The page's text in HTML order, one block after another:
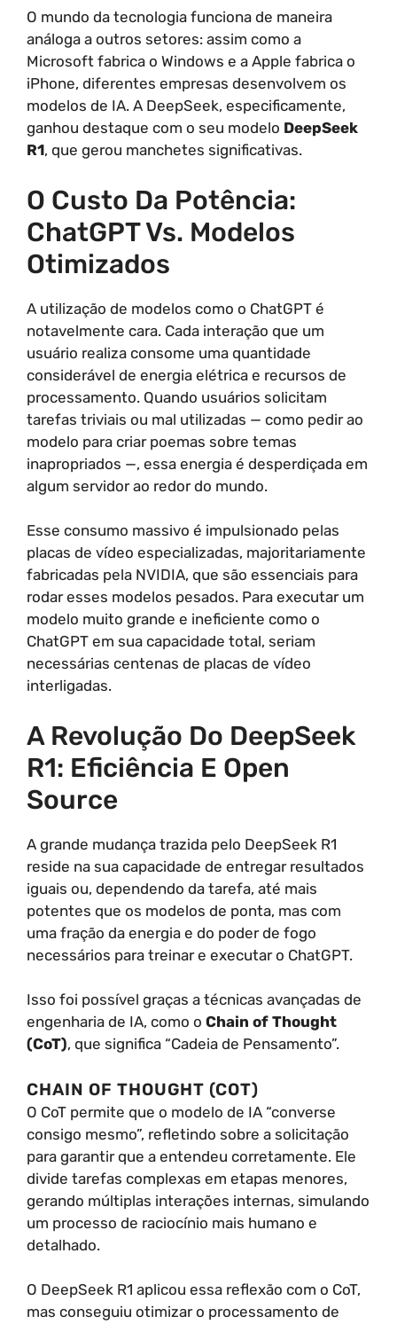
O mundo da tecnologia funciona de maneira
análoga a outros setores: assim como a
Microsoft fabrica o Windows e a Apple fabrica o
iPhone, diferentes empresas desenvolvem os
modelos de IA. A DeepSeek, especificamente,
ganhou destaque com o seu modelo DeepSeek
R1, que gerou manchetes significativas.
O Custo Da Potência:
ChatGPT Vs. Modelos
Otimizados
A utilização de modelos como o ChatGPT é
notavelmente cara. Cada interação que um
usuário realiza consome uma quantidade
considerável de energia elétrica e recursos de
processamento. Quando usuários solicitam
tarefas triviais ou mal utilizadas — como pedir ao
modelo para criar poemas sobre temas
inapropriados —, essa energia é desperdiçada em
algum servidor ao redor do mundo.
Esse consumo massivo é impulsionado pelas
placas de vídeo especializadas, majoritariamente
fabricadas pela NVIDIA, que são essenciais para
rodar esses modelos pesados. Para executar um
modelo muito grande e ineficiente como o
ChatGPT em sua capacidade total, seriam
necessárias centenas de placas de vídeo
interligadas.
A Revolução Do DeepSeek
R1: Eficiência E Open
Source
A grande mudança trazida pelo DeepSeek R1
reside na sua capacidade de entregar resultados
iguais ou, dependendo da tarefa, até mais
potentes que os modelos de ponta, mas com
uma fração da energia e do poder de fogo
necessários para treinar e executar o ChatGPT.
Isso foi possível graças a técnicas avançadas de
engenharia de IA, como o Chain of Thought
(CoT), que significa “Cadeia de Pensamento”.
CHAIN OF THOUGHT (COT)
O CoT permite que o modelo de IA “converse
consigo mesmo”, refletindo sobre a solicitação
para garantir que a entendeu corretamente. Ele
divide tarefas complexas em etapas menores,
gerando múltiplas interações internas, simulando
um processo de raciocínio mais humano e
detalhado.
O DeepSeek R1 aplicou essa reflexão com o CoT,
mas conseguiu otimizar o processamento de